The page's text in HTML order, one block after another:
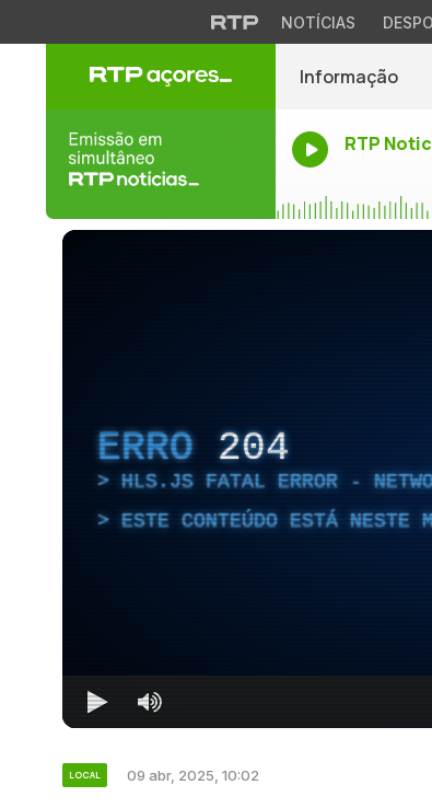
NOTÍCIAS
Informação
RTP
ERRO 204
HLS.JS FATAL ERROR -
ESTE CONTEÚDO ESTÁ NESTE
LOCAL 09 abr, 2025, 10:02